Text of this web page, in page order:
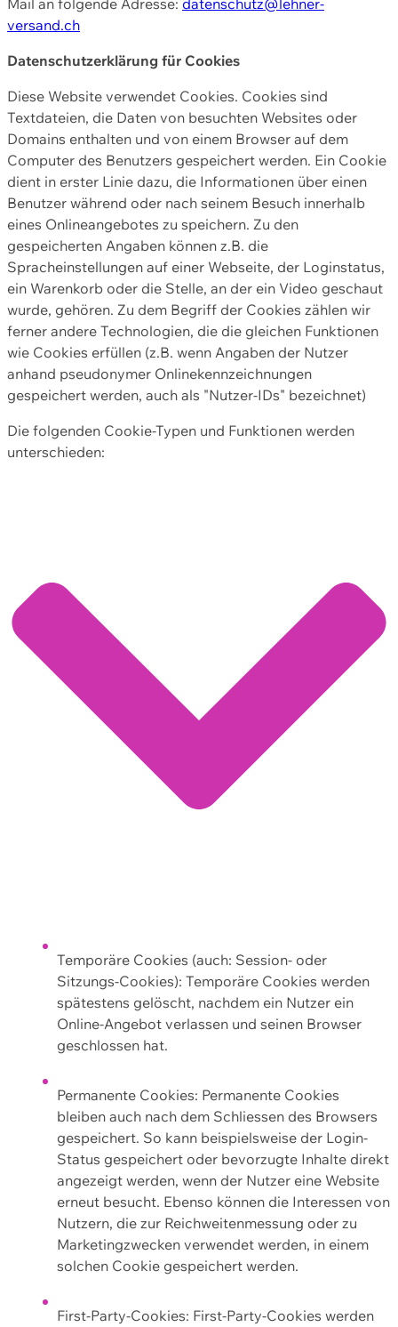
versand.ch
Datenschutzerklärung für Cookies
Diese Website verwendet Cookies. Cookies sind
Textdateien, die Daten von besuchten Websites oder
Domains enthalten und von einem Browser auf dem
Computer des Benutzers gespeichert werden. Ein Cookie
dient in erster Linie dazu, die Informationen über einen
Benutzer während oder nach seinem Besuch innerhalb
eines Onlineangebotes zu speichern. Zu den
gespeicherten Angaben können z.B. die
Spracheinstellungen auf einer Webseite, der Loginstatus,
ein Warenkorb oder die Stelle, an der ein Video geschaut
wurde, gehören. Zu dem Begriff der Cookies zählen wir
ferner andere Technologien, die die gleichen Funktionen
wie Cookies erfüllen (z.B. wenn Angaben der Nutzer
anhand pseudonymer Onlinekennzeichnungen
gespeichert werden, auch als "Nutzer-IDs" bezeichnet)
Die folgenden Cookie-Typen und Funktionen werden
unterschieden:
Temporäre Cookies (auch: Session- oder
Sitzungs-Cookies): Temporäre Cookies werden
spätestens gelöscht, nachdem ein Nutzer ein
Online-Angebot verlassen und seinen Browser
geschlossen hat.
Permanente Cookies: Permanente Cookies
bleiben auch nach dem Schliessen des Browsers
gespeichert. So kann beispielsweise der Login-
Status gespeichert oder bevorzugte Inhalte direkt
angezeigt werden, wenn der Nutzer eine Website
erneut besucht. Ebenso können die Interessen von
Nutzern, die zur Reichweitenmessung oder zu
Marketingzwecken verwendet werden, in einem
solchen Cookie gespeichert werden.
First-Party-Cookies: First-Party-Cookies werden